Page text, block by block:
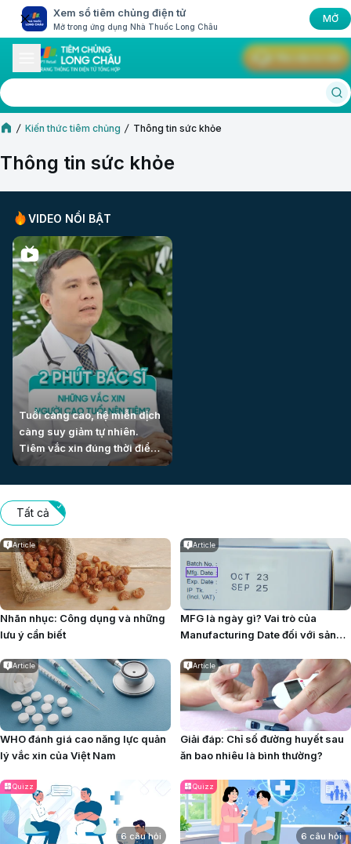
Xem sổ tiêm chủng điện tử
Mở trong ứng dụng Nhà Thuốc Long Châu
MỞ
Kiến thức tiêm chủng Thông tin sức khỏe
Thông tin sức khỏe
Tất cả
Article
Nhãn nhục: Công dụng và những
lưu ý cần biết
Article
MFG là ngày gì? Vai trò của
Manufacturing Date đối với sản
Article
WHO đánh giá cao năng lực quản
lý vắc xin của Việt Nam
Article
Giải đáp: Chỉ số đường huyết sau
ăn bao nhiêu là bình thường?
Quizz
6 câu hỏi
Quizz
6 câu hỏi
VIDEO NỔI BẬT
Tuổi càng cao, hệ miễn dịch
càng suy giảm tự nhiên.
Tiêm vắc xin đúng thời điểm
giúp người cao tuổi giảm
nhiễm và hạn chế biến chứng
nặng khi nhập viện.